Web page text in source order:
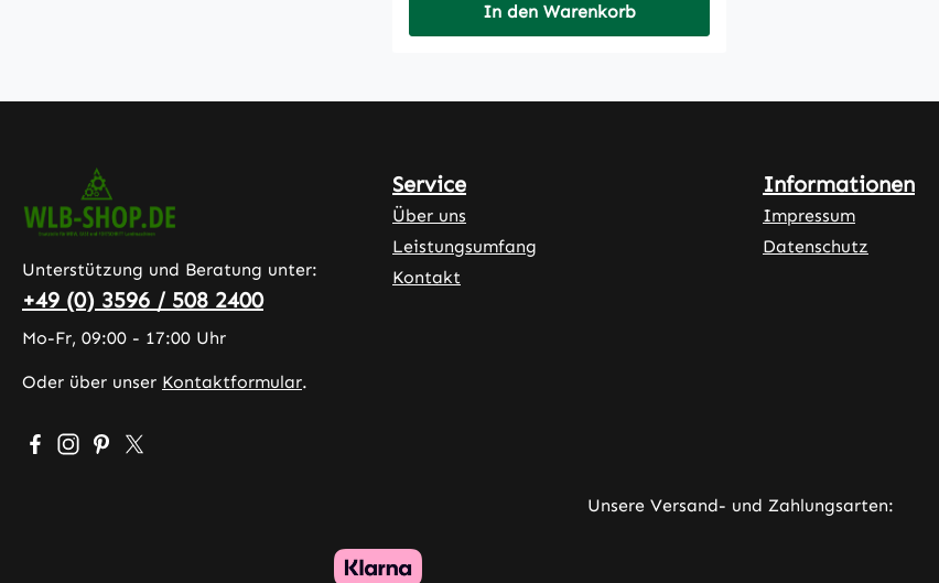
In den Warenkorb
Unterstützung und Beratung unter:
+49 (0) 3596 / 508 2400
Mo-Fr, 09:00 - 17:00 Uhr
Oder über unser Kontaktformular.
Besuche uns auf Facebook – öffnet in neuem Tab (externer Link)
Schau auf Instagram vorbei – öffnet in neuem Tab (externer Link)
Lass dich auf Pinterest inspirieren – öffnet in neuem Tab (externer Link)
Folge uns auf X – öffnet in neuem Tab (externer Link)
Service
Über uns
Leistungsumfang
Kontakt
Informationen
Impressum
Datenschutz
Unsere Versand- und Zahlungsarten: